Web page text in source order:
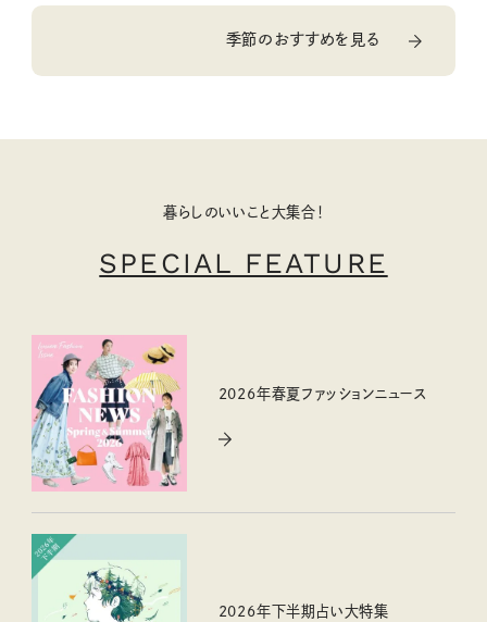
季節のおすすめを見る
暮らしのいいこと大集合！
SPECIAL FEATURE
2026年春夏ファッションニュース
2026年下半期占い大特集